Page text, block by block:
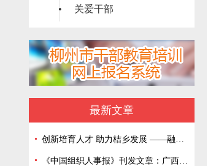
• 关爱干部
最新文章
创新培育人才 助力桔乡发展 ——融安县开展“3+2+1”导师帮带机制促进新录用公务员成长
《中国组织人事报》刊发文章：广西柳州市城中区做好流动党员管理服务 从“暂住安家”到“奉献当家”